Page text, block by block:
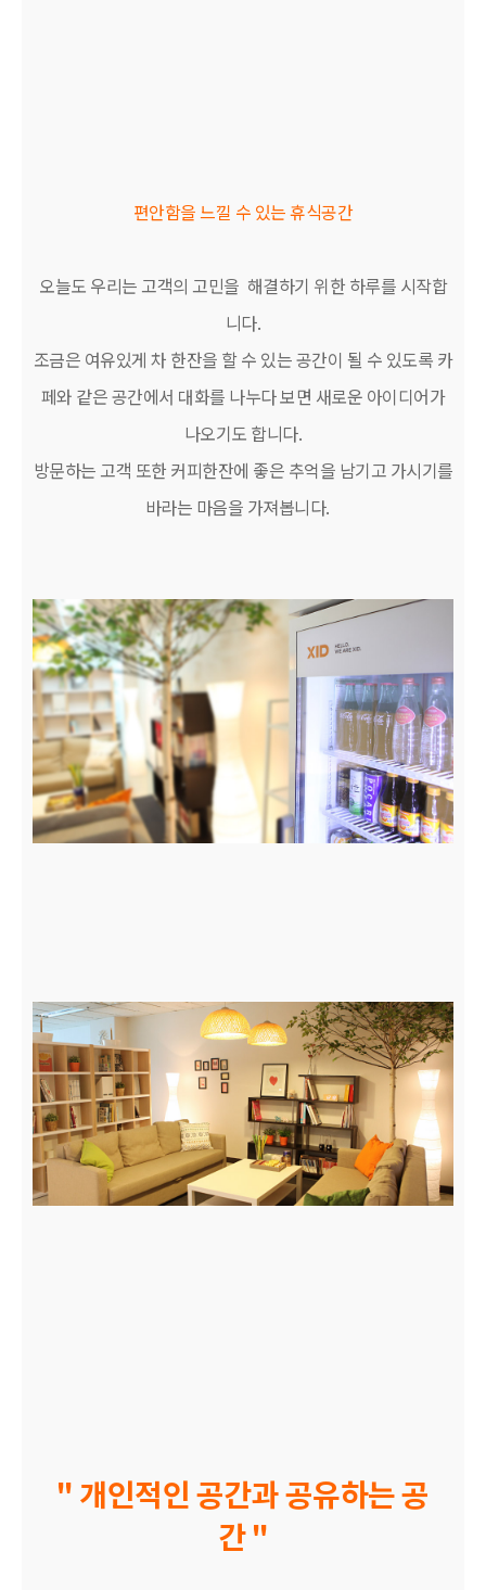
편안함을 느낄 수 있는 휴식공간
오늘도 우리는 고객의 고민을 해결하기 위한 하루를 시작합
니다.
조금은 여유있게 차 한잔을 할 수 있는 공간이 될 수 있도록 카
페와 같은 공간에서 대화를 나누다 보면 새로운 아이디어가
나오기도 합니다.
방문하는 고객 또한 커피한잔에 좋은 추억을 남기고 가시기를
바라는 마음을 가져봅니다.
" 개인적인 공간과 공유하는 공
간 "